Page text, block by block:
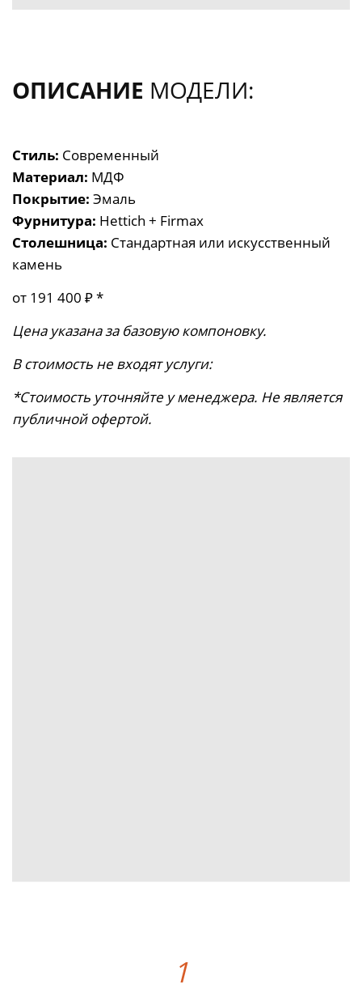
ОПИСАНИЕ МОДЕЛИ:
Стиль: Современный
Материал: МДФ
Покрытие: Эмаль
Фурнитура: Hettich + Firmax
Столешница: Стандартная или искусственный
камень
от 191 400 ₽ *
Цена указана за базовую компоновку.
В стоимость не входят услуги:
*Стоимость уточняйте у менеджера. Не является
публичной офертой.